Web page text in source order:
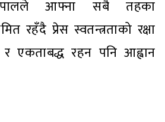
आफ्ना सबै तहका
रहँदै प्रेस स्वतन्त्रताको रक्षा
एकताबद्ध रहन पनि आह्वान